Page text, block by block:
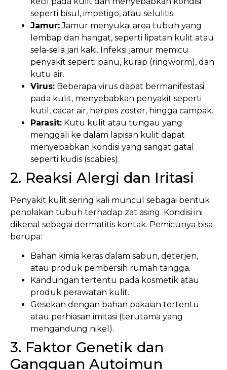
seperti bisul, impetigo, atau selulitis.
Jamur:Jamur menyukai area tubuh yang
lembap dan hangat, seperti lipatan kulit atau
sela-sela jari kaki. Infeksi jamur memicu
penyakit seperti panu, kurap (ringworm), dan
kutu air.
Virus: Beberapa virus dapat bermanifestasi
pada kulit, menyebabkan penyakit seperti
kutil, cacar air, herpes zoster, hingga campak.
Parasit: Kutu kulit atau tungau yang
menggali ke dalam lapisan kulit dapat
menyebabkan kondisi yang sangat gatal
seperti kudis (scabies).
2. Reaksi Alergi dan Iritasi
Penyakit kulit sering kali muncul sebagai bentuk
penolakan tubuh terhadap zat asing. Kondisi ini
dikenal sebagai dermatitis kontak. Pemicunya bisa
berupa:
Bahan kimia keras dalam sabun, deterjen,
atau produk pembersih rumah tangga.
Kandungan tertentu pada kosmetik atau
produk perawatan kulit.
Gesekan dengan bahan pakaian tertentu
atau perhiasan imitasi (terutama yang
mengandung nikel).
3. Faktor Genetik dan
Gangguan Autoimun